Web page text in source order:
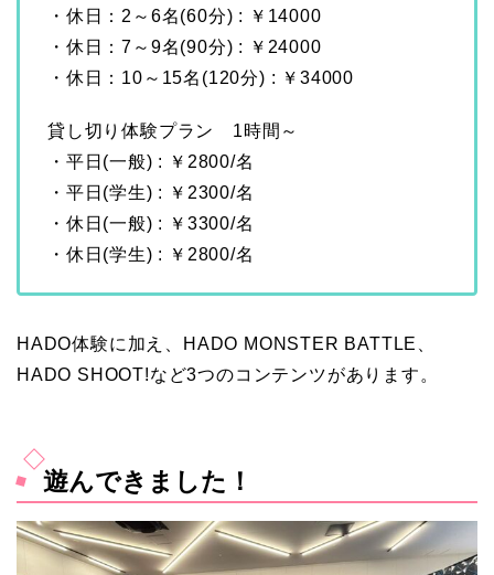
・休日：2～6名(60分) : ￥14000
・休日：7～9名(90分) : ￥24000
・休日：10～15名(120分) : ￥34000
貸し切り体験プラン 1時間～
・平日(一般) : ￥2800/名
・平日(学生) : ￥2300/名
・休日(一般) : ￥3300/名
・休日(学生) : ￥2800/名
HADO体験に加え、HADO MONSTER BATTLE、
HADO SHOOT!など3つのコンテンツがあります。
遊んできました！